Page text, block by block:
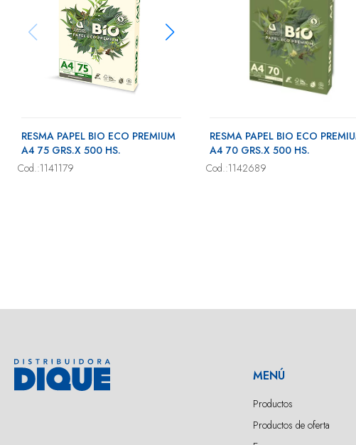
RESMA PAPEL BIO ECO PREMIUM
A4 75 GRS.X 500 HS.
Cod.:1141179
RESMA PAPEL BIO ECO
A4 70 GRS.X 500 HS.
Cod.:1142689
MENÚ
Productos
Productos de oferta